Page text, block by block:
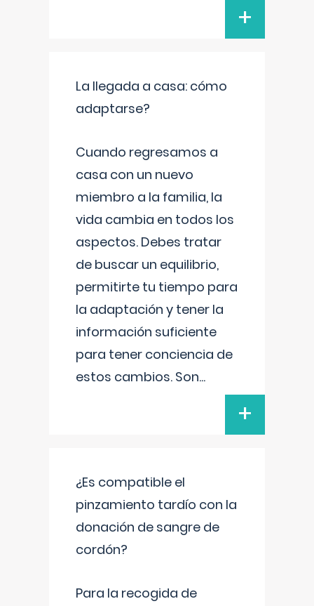
+
La llegada a casa: cómo
adaptarse?
Cuando regresamos a
casa con un nuevo
miembro a la familia, la
vida cambia en todos los
aspectos. Debes tratar
de buscar un equilibrio,
permitirte tu tiempo para
la adaptación y tener la
información suficiente
para tener conciencia de
estos cambios. Son...
+
¿Es compatible el
pinzamiento tardío con la
donación de sangre de
cordón?
Para la recogida de